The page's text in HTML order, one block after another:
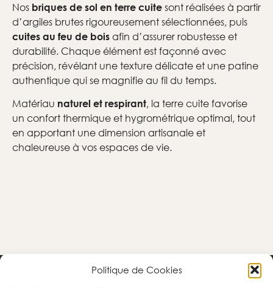
Politique de Cookies
Nos briques de sol en terre cuite sont réalisées à partir
d’argiles brutes rigoureusement sélectionnées, puis
cuites au feu de bois afin d’assurer robustesse et
durabilité. Chaque élément est façonné avec
précision, révélant une texture délicate et une patine
authentique qui se magnifie au fil du temps.
Matériau naturel et respirant, la terre cuite favorise
un confort thermique et hygrométrique optimal, tout
en apportant une dimension artisanale et
chaleureuse à vos espaces de vie.